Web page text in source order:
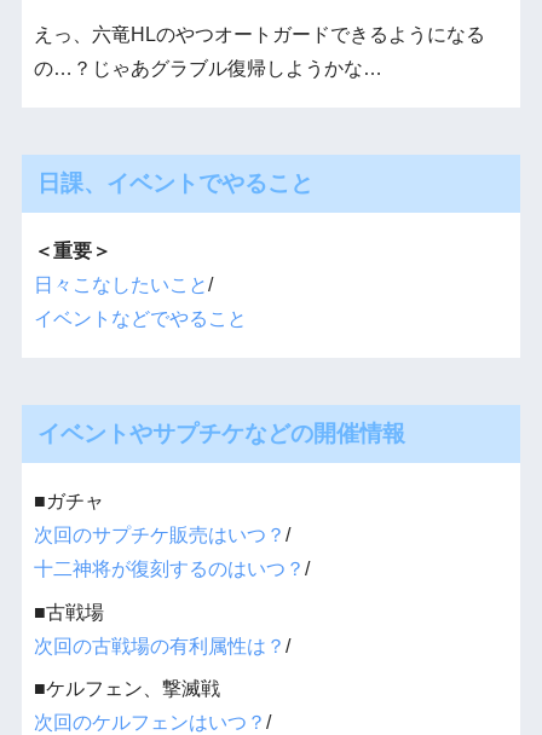
えっ、六竜HLのやつオートガードできるようになる
の…？じゃあグラブル復帰しようかな…
日課、イベントでやること
＜重要＞
日々こなしたいこと/
イベントなどでやること
イベントやサプチケなどの開催情報
■ガチャ
次回のサプチケ販売はいつ？ /
十二神将が復刻するのはいつ？ /
■古戦場
次回の古戦場の有利属性は？ /
■ケルフェン、撃滅戦
次回のケルフェンはいつ？ /